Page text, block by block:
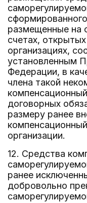
размещенные на
счетах,
организациях,
установленным
Федерации, в
члена такой
договорных
размеру ранее
организации.
12. Средства
ранее
добровольно